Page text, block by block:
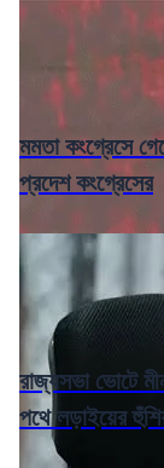
মমতা কংগ্রেসে
প্রদেশ কংগ্রেসের
রাজ্যসভা ভোটে
পথে লড়াইয়ের